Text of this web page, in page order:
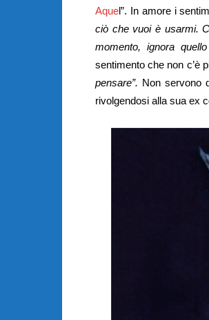
Aquel”. In amore i
ciò che vuoi è usarmi.
momento, ignora
sentimento che non c’è
pensare”. Non servono
rivolgendosi alla sua ex